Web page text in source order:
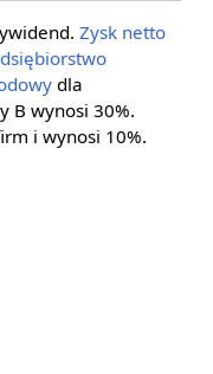
Zysk netto
dla
B wynosi 30%.
i wynosi 10%.